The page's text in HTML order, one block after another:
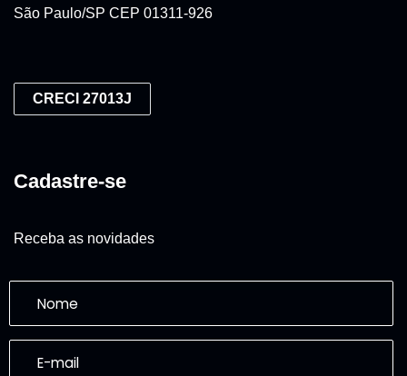
São Paulo/SP CEP 01311-926
CRECI 27013J
Cadastre-se
Receba as novidades